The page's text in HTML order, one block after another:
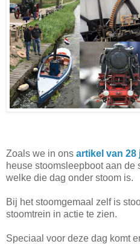
Zoals we in ons artikel van 28
heuse stoomsleepboot aan de
welke die dag onder stoom is.
Bij het stoomgemaal zelf is
stoomtrein in actie te zien.
Speciaal voor deze dag komt